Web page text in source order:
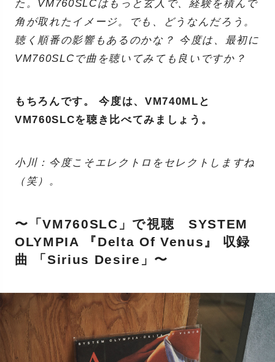
た。VM760SLCはもっと玄人で、経験を積んで
角が取れたイメージ。でも、どうなんだろう。
聴く順番の影響もあるのかな？ 今度は、最初に
VM760SLCで曲を聴いてみても良いですか？
もちろんです。 今度は、VM740MLと
VM760SLCを聴き比べてみましょう。
小川：今度こそエレクトロをセレクトしますね
（笑）。
〜「VM760SLC」で視聴 SYSTEM
OLYMPIA 『Delta Of Venus』 収録
曲 「Sirius Desire」〜